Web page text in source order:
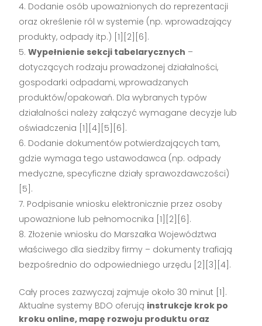
Dodanie osób upoważnionych do reprezentacji
oraz określenie ról w systemie (np. wprowadzający
produkty, odpady itp.) [1][2][6] .
Wypełnienie sekcji tabelarycznych –
dotyczących rodzaju prowadzonej działalności,
gospodarki odpadami, wprowadzanych
produktów/opakowań. Dla wybranych typów
działalności należy załączyć wymagane decyzje lub
oświadczenia [1][4][5][6] .
Dodanie dokumentów potwierdzających tam,
gdzie wymaga tego ustawodawca (np. odpady
medyczne, specyficzne działy sprawozdawczości)
[5] .
Podpisanie wniosku elektronicznie przez osoby
upoważnione lub pełnomocnika [1][2][6] .
Złożenie wniosku do Marszałka Województwa
właściwego dla siedziby firmy – dokumenty trafiają
bezpośrednio do odpowiedniego urzędu [2][3][4] .
Cały proces zazwyczaj zajmuje około 30 minut [1] .
Aktualne systemy BDO oferują instrukcje krok po
kroku online, mapę rozwoju produktu oraz